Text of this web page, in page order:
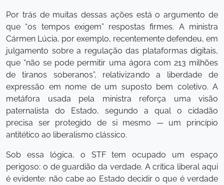
Por trás de muitas dessas ações está o argumento de
que “os tempos exigem” respostas firmes. A ministra
Cármen Lúcia, por exemplo, recentemente defendeu, em
julgamento sobre a regulação das plataformas digitais,
que “não se pode permitir uma ágora com 213 milhões
de tiranos soberanos”, relativizando a liberdade de
expressão em nome de um suposto bem coletivo. A
metáfora usada pela ministra reforça uma visão
paternalista do Estado, segundo a qual o cidadão
precisa ser protegido de si mesmo — um princípio
antitético ao liberalismo clássico.
Sob essa lógica, o STF tem ocupado um espaço
perigoso: o de guardião da verdade. A crítica liberal aqui
é evidente: não cabe ao Estado decidir o que é verdade